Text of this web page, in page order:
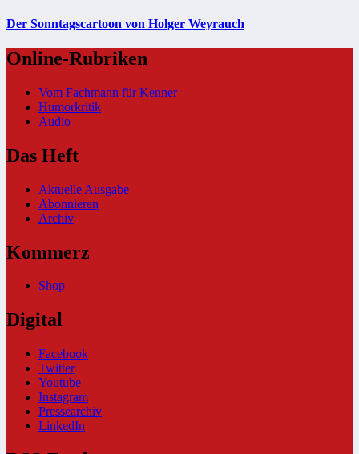
Der Sonntagscartoon von Holger Weyrauch
Online-Rubriken
Vom Fachmann für Kenner
Humorkritik
Audio
Das Heft
Aktuelle Ausgabe
Abonnieren
Archiv
Kommerz
Shop
Digital
Facebook
Twitter
Youtube
Instagram
Pressearchiv
LinkedIn